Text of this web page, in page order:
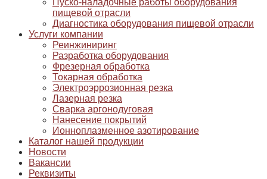
Пуско-наладочные работы оборудования
пищевой отрасли
Диагностика оборудования пищевой отрасли
Услуги компании
Реинжиниринг
Разработка оборудования
Фрезерная обработка
Токарная обработка
Электроэррозионная резка
Лазерная резка
Сварка аргонодуговая
Нанесение покрытий
Ионноплазменное азотирование
Каталог нашей продукции
Новости
Вакансии
Реквизиты